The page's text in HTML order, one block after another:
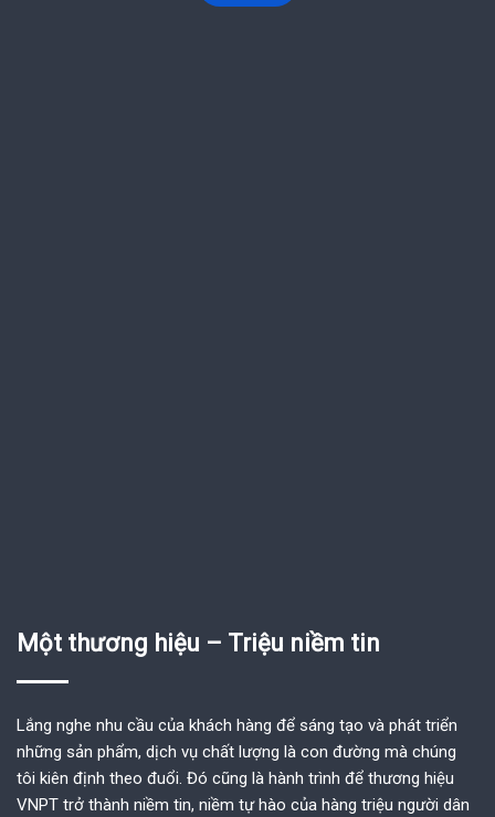
Một thương hiệu – Triệu niềm tin
Lắng nghe nhu cầu của khách hàng để sáng tạo và phát triển
những sản phẩm, dịch vụ chất lượng là con đường mà chúng
tôi kiên định theo đuổi. Đó cũng là hành trình để thương hiệu
VNPT trở thành niềm tin, niềm tự hào của hàng triệu người dân